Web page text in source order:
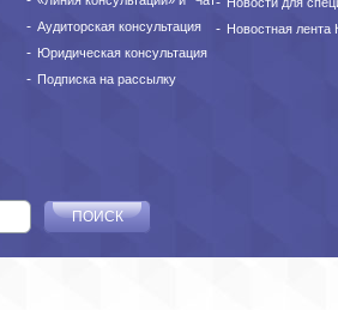
Новостная лента
Аудиторская консультация
Юридическая консультация
Подписка на рассылку